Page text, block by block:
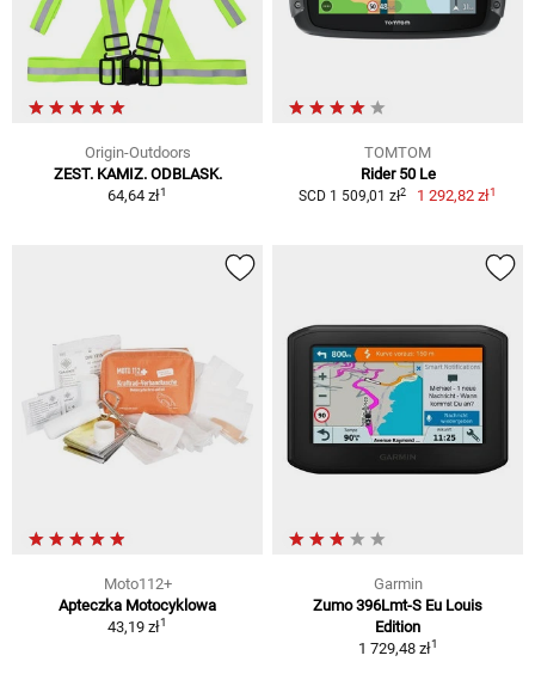
Origin-Outdoors
ZEST. KAMIZ. ODBLASK.
64,64 zł1
TOMTOM
Rider 50 Le
SCD 1 509,01 zł2 1 292,82 zł1
Moto112+
Apteczka Motocyklowa
43,19 zł1
Garmin
Zumo 396Lmt-S Eu Louis
Edition
1 729,48 zł1